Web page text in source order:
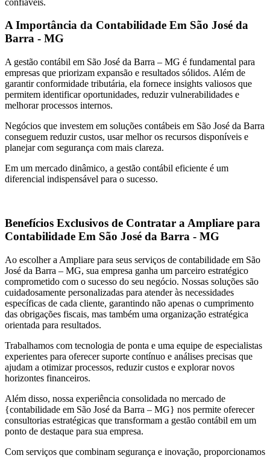
A Importância da Contabilidade Em São José da
Barra - MG
A gestão contábil em São José da Barra – MG é fundamental para
empresas que priorizam expansão e resultados sólidos. Além de
garantir conformidade tributária, ela fornece insights valiosos que
permitem identificar oportunidades, reduzir vulnerabilidades e
melhorar processos internos.
Negócios que investem em soluções contábeis em São José da Barra
conseguem reduzir custos, usar melhor os recursos disponíveis e
planejar com segurança com mais clareza.
Em um mercado dinâmico, a gestão contábil eficiente é um
diferencial indispensável para o sucesso.
Benefícios Exclusivos de Contratar a Ampliare para
Contabilidade Em São José da Barra - MG
Ao escolher a Ampliare para seus serviços de contabilidade em São
José da Barra – MG, sua empresa ganha um parceiro estratégico
comprometido com o sucesso do seu negócio. Nossas soluções são
cuidadosamente personalizadas para atender às necessidades
específicas de cada cliente, garantindo não apenas o cumprimento
das obrigações fiscais, mas também uma organização estratégica
orientada para resultados.
Trabalhamos com tecnologia de ponta e uma equipe de especialistas
experientes para oferecer suporte contínuo e análises precisas que
ajudam a otimizar processos, reduzir custos e explorar novos
horizontes financeiros.
Além disso, nossa experiência consolidada no mercado de
{contabilidade em São José da Barra – MG} nos permite oferecer
consultorias estratégicas que transformam a gestão contábil em um
ponto de destaque para sua empresa.
Com serviços que combinam segurança e inovação, proporcionamos